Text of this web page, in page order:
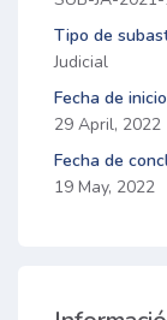
Tipo de
Judicial
Fecha de inicio
29 April, 2022
Fecha de
19 May, 2022